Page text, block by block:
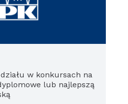
w konkursach na
lub najlepszą